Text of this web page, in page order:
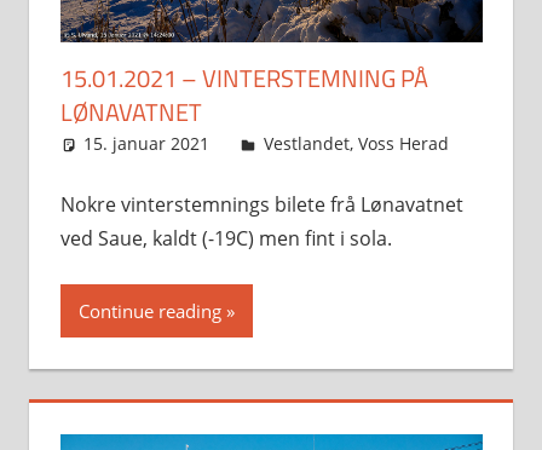
15.01.2021 – VINTERSTEMNING PÅ
LØNAVATNET
15. januar 2021 Svein
Vestlandet, Voss Herad
Nokre vinterstemnings bilete frå Lønavatnet
ved Saue, kaldt (-19C) men fint i sola.
Continue reading